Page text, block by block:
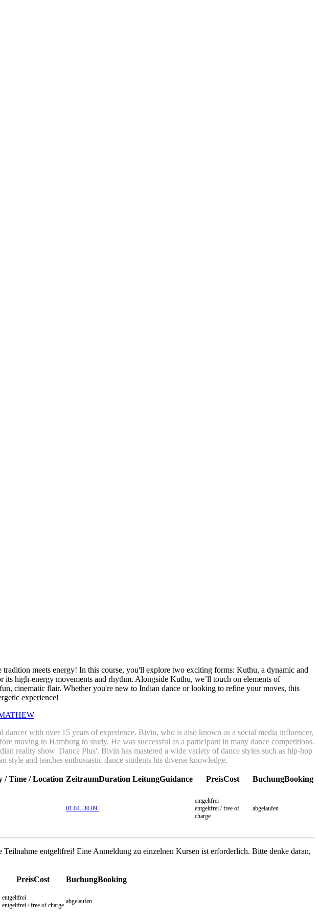
meets energy! In this course, you'll explore two exciting forms: Kuthu, a dynamic and
its high-energy movements and rhythm. Alongside Kuthu, we’ll touch on elements of
cinematic flair. Whether you're new to Indian dance or looking to refine your moves, this
experience!
with over 15 years of experience. Bivin, who is also known as a social media influencer,
moving to Hamburg to study. He was successful as a participant in many dance competitions.
reality show 'Dance Plus'. Bivin has mastered a wide variety of dance styles such as hip-hop
style and teaches enthusiastic dance students his diverse knowledge.
/ Time / Location ZeitraumDuration LeitungGuidance PreisCost BuchungBooking
01.04.-30.09.
entgeltfrei
entgeltfrei / free of
charge
abgelaufen
Teilnahme entgeltfrei! Eine Anmeldung zu einzelnen Kursen ist erforderlich. Bitte denke daran,
PreisCost BuchungBooking
entgeltfrei
entgeltfrei / free of charge
abgelaufen